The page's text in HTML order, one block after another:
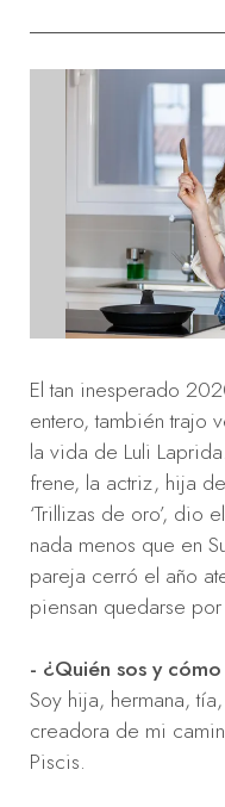
El tan inesperado
entero, también trajo
la vida de Luli
frene, la actriz, hija
‘Trillizas de oro’, dio
nada menos que en
pareja cerró el año
piensan quedarse
- ¿Quién sos y
Soy hija, hermana,
creadora de mi
Piscis.